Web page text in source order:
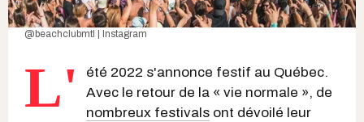
@beachclubmtl | Instagram
L'
été 2022 s'annonce festif au Québec.
Avec le retour de la « vie normale », de
nombreux festivals ont dévoilé leur